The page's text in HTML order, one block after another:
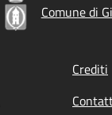
Comune di
Crediti